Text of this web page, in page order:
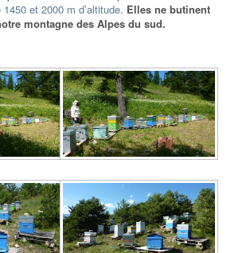
1450 et 2000 m d’altitude. Elles ne butinent
montagne des Alpes du sud.